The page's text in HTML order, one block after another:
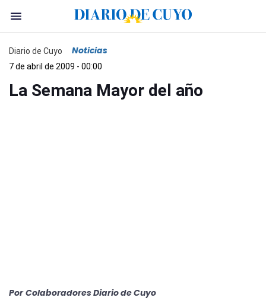
Diario de Cuyo Noticias
7 de abril de 2009 - 00:00
La Semana Mayor del año
Por Colaboradores Diario de Cuyo